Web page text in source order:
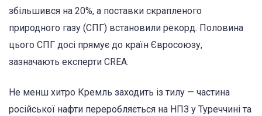
збільшився на 20%, а поставки скрапленого
природного газу (СПГ) встановили рекорд. Половина
цього СПГ досі прямує до країн Євросоюзу,
зазначають експерти CREA.
Не менш хитро Кремль заходить із тилу — частина
російської нафти переробляється на НПЗ у Туреччині та